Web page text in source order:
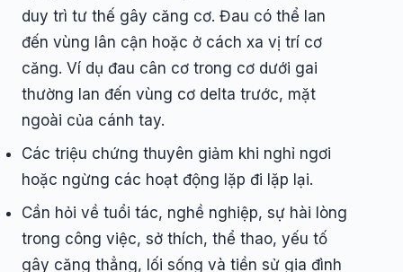
duy trì tư thế gây căng cơ. Đau có thể lan
đến vùng lân cận hoặc ở cách xa vị trí cơ
căng. Ví dụ đau cân cơ trong cơ dưới gai
thường lan đến vùng cơ delta trước, mặt
ngoài của cánh tay.
Các triệu chứng thuyên giảm khi nghỉ ngơi
hoặc ngừng các hoạt động lặp đi lặp lại.
Cần hỏi về tuổi tác, nghề nghiệp, sự hài lòng
trong công việc, sở thích, thể thao, yếu tố
gây căng thẳng, lối sống và tiền sử gia đình